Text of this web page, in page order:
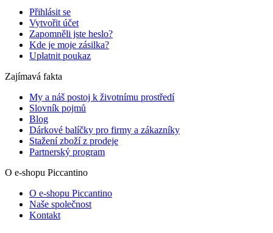
Přihlásit se
Vytvořit účet
Zapomněli jste heslo?
Kde je moje zásilka?
Uplatnit poukaz
Zajímavá fakta
My a náš postoj k životnímu prostředí
Slovník pojmů
Blog
Dárkové balíčky pro firmy a zákazníky
Stažení zboží z prodeje
Partnerský program
O e-shopu Piccantino
O e-shopu Piccantino
Naše společnost
Kontakt